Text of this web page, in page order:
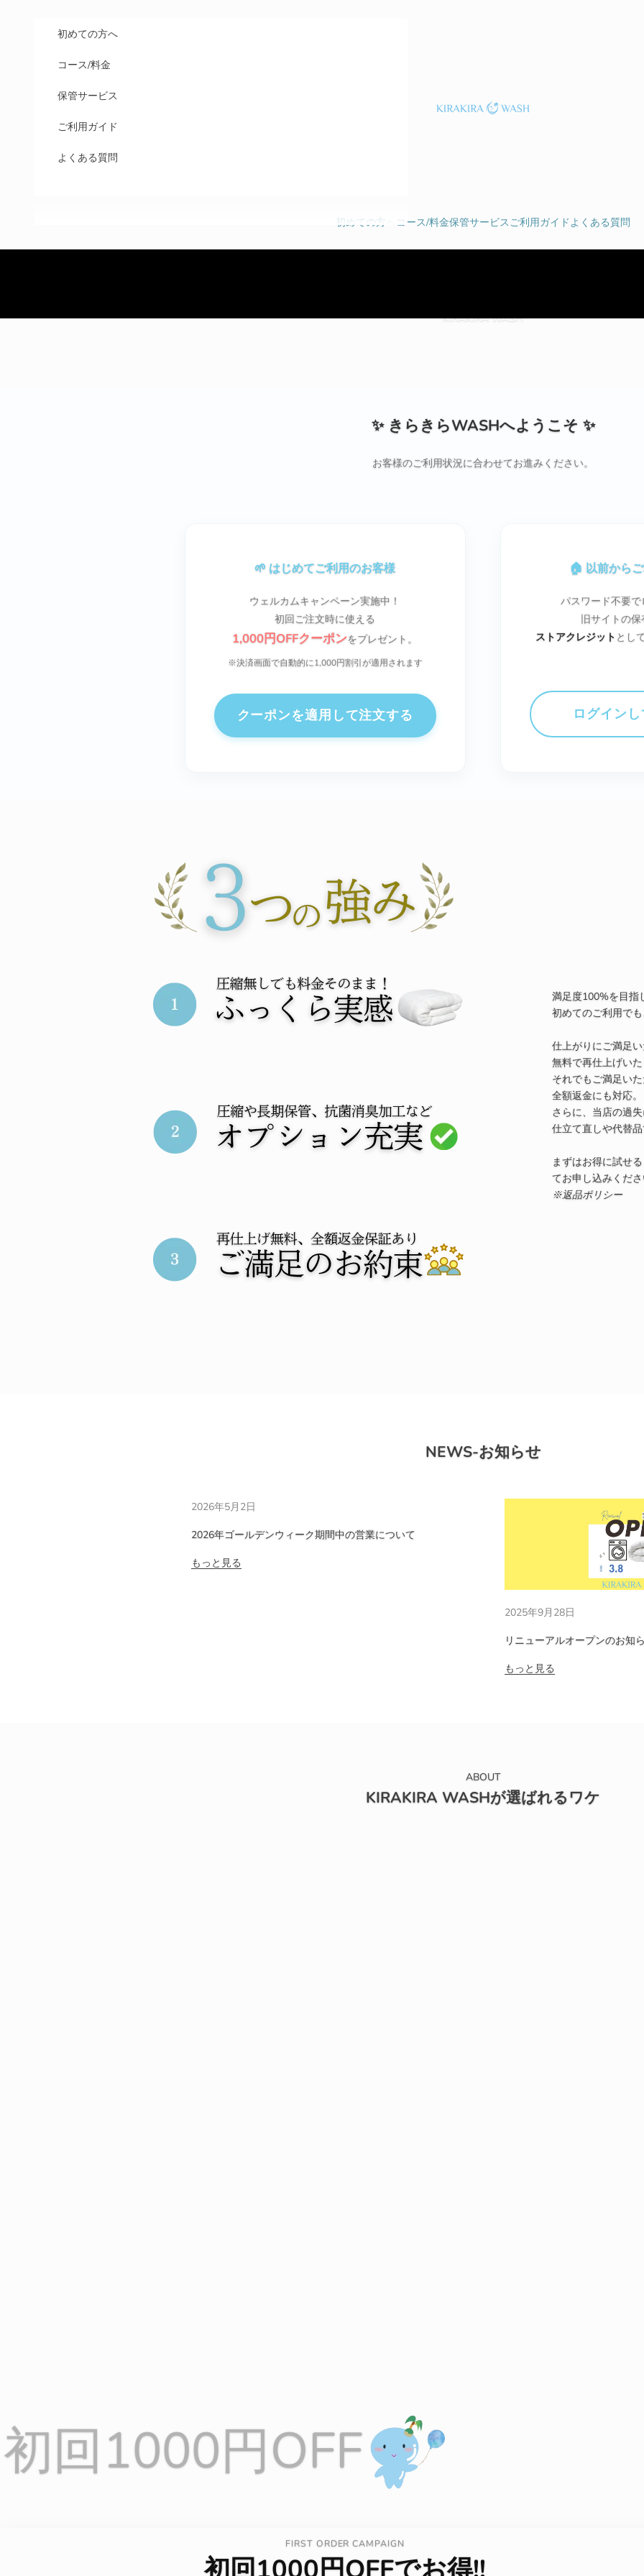
布団クリーニング専
初めての方へ コース/料金保管サービスご利用ガイドよくある質問
初めての方へ
コース/料金
保管サービス
ご利用ガイド
よくある質問
KIRAKIRA WASH
✨ きらきらWASHへようこそ ✨
お客様のご利用状況に合わせてお進みください。
🌱 はじめてご利用のお客様
ウェルカムキャンペーン実施中！
初回ご注文時に使える
1,000円OFFクーポンをプレゼント。
※決済画面で自動的に1,000円割引が適用されます
クーポンを適用して注文する
🏠 以前から
パスワード不要
旧サイトの
ストアクレジット とし
ログイン
満足度100%を目指
初めてのご利用で
仕上がりにご満足
無料で再仕上げい
それでもご満足い
全額返金にも対応。
さらに、当店の過
仕立て直しや代替
まずはお得に試せ
てお申し込みくだ
※返品ポリシー
NEWS-お知らせ
2026年5月2日
2026年ゴールデンウィーク期間中の営業について
もっと見る
2025年9月28日
リニューアルオープンのお知
もっと見る
ABOUT
KIRAKIRA WASHが選ばれるワケ
初回1000円OFF
FIRST ORDER CAMPAIGN